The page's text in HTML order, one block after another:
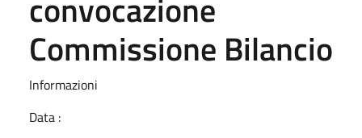
Commissione Bilancio
Informazioni
Data :